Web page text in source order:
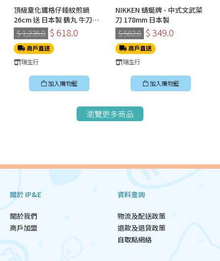
頂級窒化鐵格仔錘紋煎鍋
26cm 送 日本製 鶴丸 牛刀
180mm
$ 1,235.0 $ 618.0
商戶直送
瑞生行
加入購物籃
NIKKEN 蜻蜓牌 - 中式文武菜
刀 178mm 日本製
$ 582.0 $ 349.0
商戶直送
瑞生行
加入購物籃
瀏覽更多商品
關於 IP&E
關於我們
商戶加盟
資料查詢
物流及配送政策
退款及退貨政策
自取點網絡